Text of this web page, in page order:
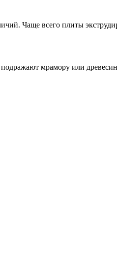
Чаще всего плиты
мрамору или